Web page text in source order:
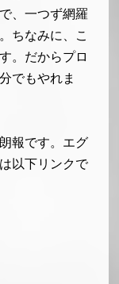
、一つず網羅
ちなみに、こ
。だからプロ
でもやれま
報です。エグ
以下リンクで